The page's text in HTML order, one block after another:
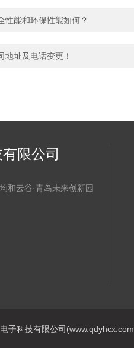
性能和环保性能如何？
地址及电话变更！
限公司
和云谷·青岛未来创新园
子科技有限公司